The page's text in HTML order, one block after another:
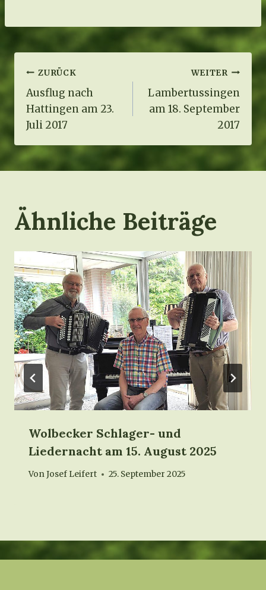
Beitragsnavigation
ZURÜCK
Ausflug nach
Hattingen am 23.
Juli 2017
WEITER
Lambertussingen
am 18. September
2017
Ähnliche Beiträge
Wolbecker Schlager- und
Liedernacht am 15. August 2025
VonJosef Leifert 25. September 2025